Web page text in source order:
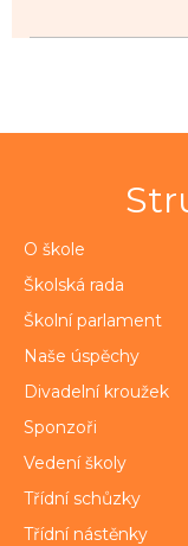
O škole
Školská rada
Školní parlament
Naše úspěchy
Divadelní kroužek
Sponzoři
Vedení školy
Třídní schůzky
Třídní nástěnky